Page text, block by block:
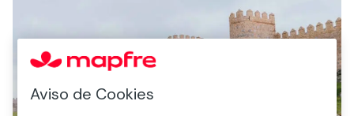
Aviso de Cookies